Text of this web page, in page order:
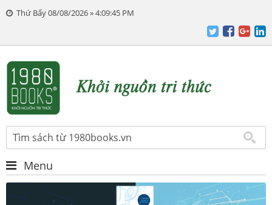
Thứ Bẩy 08/08/2026 » 4:09:46 PM
Menu